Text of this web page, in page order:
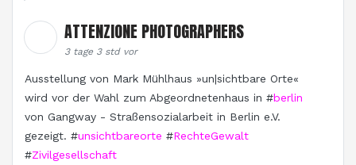
ATTENZIONE PHOTOGRAPHERS
3 tage 3 std vor
Ausstellung von Mark Mühlhaus »un|sichtbare Orte«
wird vor der Wahl zum Abgeordnetenhaus in #berlin
von Gangway - Straßensozialarbeit in Berlin e.V.
gezeigt. #unsichtbareorte #RechteGewalt
#Zivilgesellschaft